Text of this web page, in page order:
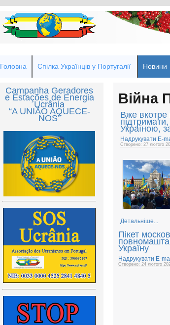
Головна Спілка Українців у Португалії Новини
Campanha Geradores
e Estações de Energia
Ucrânia
“A UNIÃO AQUECE-
NOS”
Війна
Вже вкотре
Україною,
Надрукувати E-
Створено: 27 лютого
Детальніше...
Пікет
Україну
Надрукувати E-
Створено: 24 лютого